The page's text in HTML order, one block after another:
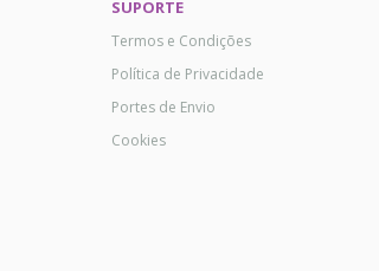
SUPORTE
Termos e Condições
Política de Privacidade
Portes de Envio
Cookies